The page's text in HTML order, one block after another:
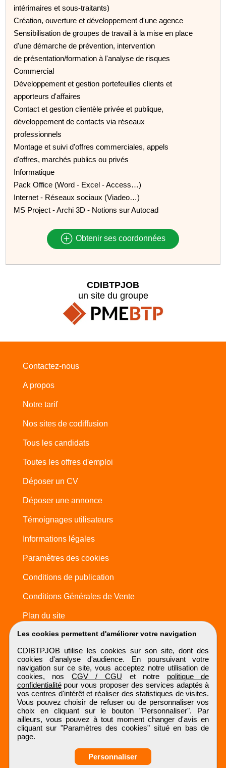
intérimaires et sous-traitants)
Création, ouverture et développement d'une agence
Sensibilisation de groupes de travail à la mise en place
d'une démarche de prévention, intervention
de présentation/formation à l'analyse de risques
Commercial
Développement et gestion portefeuilles clients et
apporteurs d'affaires
Contact et gestion clientèle privée et publique,
développement de contacts via réseaux
professionnels
Montage et suivi d'offres commerciales, appels
d'offres, marchés publics ou privés
Informatique
Pack Office (Word - Excel - Access…)
Internet - Réseaux sociaux (Viadeo…)
MS Project - Archi 3D - Notions sur Autocad
Obtenir ses coordonnées
Les cookies permettent d'améliorer votre navigation
CDIBTPJOB utilise les cookies sur son site, dont des
cookies d'analyse d'audience. En poursuivant votre
navigation sur ce site, vous acceptez notre utilisation de
cookies, nos CGV / CGU et notre politique de
confidentialitépour vous proposer des services adaptés à
vos centres d'intérêt et réaliser des statistiques de visites.
Vous pouvez choisir de refuser ou de personnaliser vos
choix en cliquant sur le bouton "Personnaliser". Par
ailleurs, vous pouvez à tout moment changer d'avis en
cliquant sur "Paramètres des cookies" situé en bas de
page.
Personnaliser
CDIBTPJOB
un site du groupe
Contactez-nous
A propos
Notre tarif
Nos sites de codiffusion
Tous les candidats
Toutes les offres d'emploi
Déposer un CV
Déposer une annonce
Témoignages utilisateurs
Informations légales
Paramètres des cookies
Conditions de publication
Conditions Générales de Vente
Plan du site